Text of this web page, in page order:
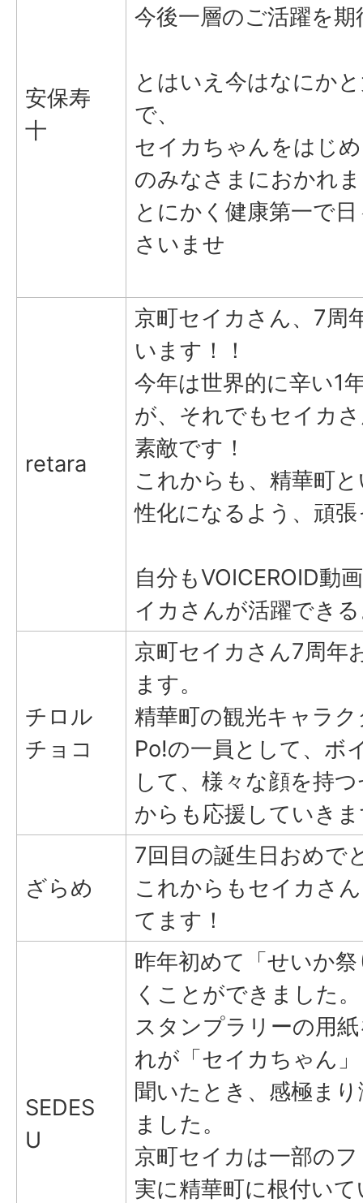
安保寿
十
今後一層のご活躍を
とはいえ今はなにか
で、
セイカちゃんをはじ
のみなさまにおかれ
とにかく健康第一で
さいませ
retara
京町セイカさん、7周
います！！
今年は世界的に辛い1
が、それでもセイカ
素敵です！
これからも、精華町
性化になるよう、頑
自分もVOICEROID動
イカさんが活躍でき
チロル
チョコ
京町セイカさん7周年
ます。
精華町の観光キャラ
Po!の一員として、ボ
して、様々な顔を持
からも応援していき
ざらめ
7回目の誕生日おめで
これからもセイカさ
てます！
SEDES
U
昨年初めて「せいか
くことができました。
スタンプラリーの用
れが「セイカちゃん
聞いたとき、感極ま
ました。
京町セイカは一部の
実に精華町に根付い